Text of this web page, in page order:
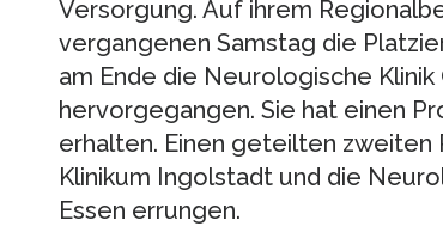
Versorgung. Auf ihrem
vergangenen Samstag die
am Ende die Neurologische
hervorgegangen. Sie hat einen
erhalten. Einen geteilten zweiten
Klinikum Ingolstadt und die
Essen errungen.